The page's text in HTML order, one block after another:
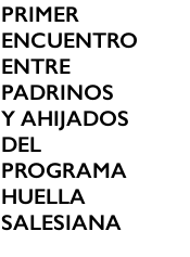
PRIMER
ENCUENTRO
ENTRE
PADRINOS
Y AHIJADOS
DEL
PROGRAMA
HUELLA
SALESIANA